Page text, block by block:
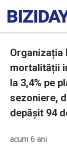
Organizația
mortalității
la 3,4% pe
sezoniere,
depășit 94
acum 6 ani